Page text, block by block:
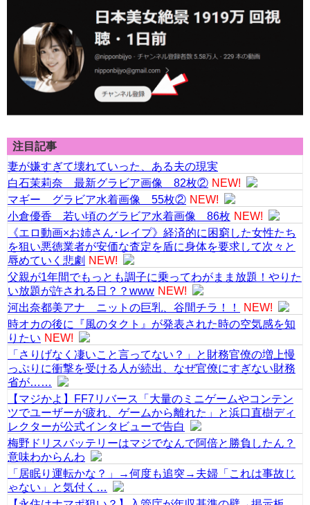
注目記事
妻が嫌すぎて壊れていった、ある夫の現実
白石茉莉奈 最新グラビア画像 82枚② NEW!
マギー グラビア水着画像 55枚② NEW!
小倉優香 若い頃のグラビア水着画像 86枚 NEW!
《エロ動画×お姉さん･レイプ》経済的に困窮した女性たち
を狙い悪徳業者が安価な査定を盾に身体を要求して次々と
辱めていく悲劇
NEW!
父親が1年間でもっとも調子に乗ってわがまま放題！やりた
い放題が許される日？？www NEW!
河出奈都美アナ ニットの巨乳、谷間チラ！！
NEW!
時オカの後に『風のタクト』が発表された時の空気感を知
りたい NEW!
「さりげなく凄いこと言ってない？」と財務官僚の増上慢
っぷりに衝撃を受ける人が続出、なぜ官僚にすぎない財務
省が……
【マジかよ】FF7リバース「大量のミニゲームやコンテン
ツでユーザーが疲れ、ゲームから離れた」と浜口直樹ディ
レクターが公式インタビューで告白
梅野ドリスバッテリーはマジでなんで阿倍と勝負したん？
意味わからんわ
「居眠り運転かな？」→何度も追突→夫婦「これは事故じ
ゃない」と気付く…